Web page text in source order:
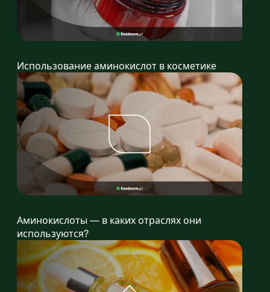
Использование аминокислот в косметике
Аминокислоты — в каких отраслях они
используются?